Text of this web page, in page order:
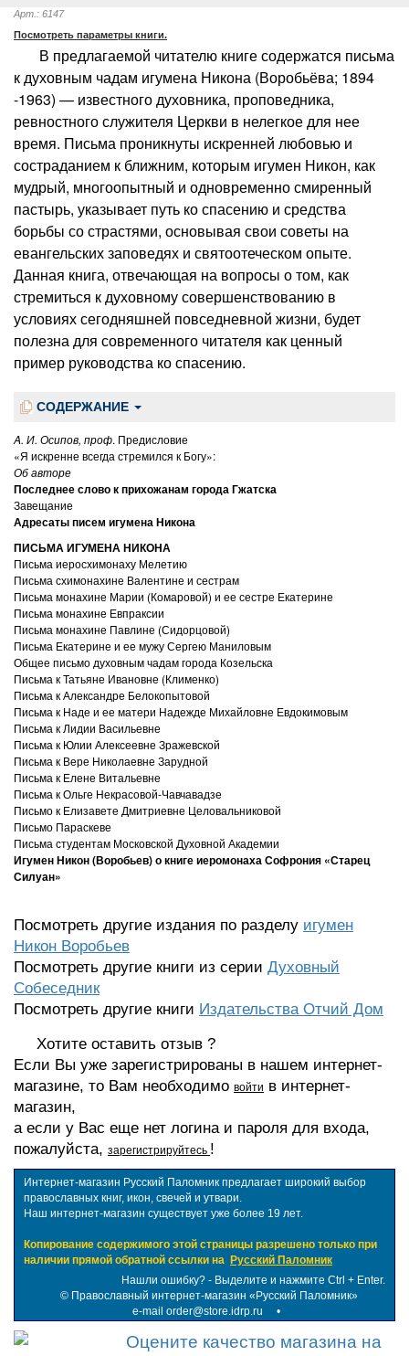
Арт.: 6147
Посмотреть параметры книги.
В предлагаемой читателю книге содержатся письма
к духовным чадам игумена Никона (Воробьёва; 1894
-1963) — известного духовника, проповедника,
ревностного служителя Церкви в нелегкое для нее
время. Письма проникнуты искренней любовью и
состраданием к ближним, которым игумен Никон, как
мудрый, многоопытный и одновременно смиренный
пастырь, указывает путь ко спасению и средства
борьбы со страстями, основывая свои советы на
евангельских заповедях и святоотеческом опыте.
Данная книга, отвечающая на вопросы о том, как
стремиться к духовному совершенствованию в
условиях сегодняшней повседневной жизни, будет
полезна для современного читателя как ценный
пример руководства ко спасению.
СОДЕРЖАНИЕ
A. И. Осипов, проф. Предисловие
«Я искренне всегда стремился к Богу»:
Об авторе
Последнее слово к прихожанам города Гжатска
Завещание
Адресаты писем игумена Никона
ПИСЬМА ИГУМЕНА НИКОНА
Письма иеросхимонаху Мелетию
Письма схимонахине Валентине и сестрам
Письма монахине Марии (Комаровой) и ее сестре Екатерине
Письма монахине Евпраксии
Письма монахине Павлине (Сидорцовой)
Письма Екатерине и ее мужу Сергею Маниловым
Общее письмо духовным чадам города Козельска
Письма к Татьяне Ивановне (Клименко)
Письма к Александре Белокопытовой
Письма к Наде и ее матери Надежде Михайловне Евдокимовым
Письма к Лидии Васильевне
Письма к Юлии Алексеевне Зражевской
Письма к Вере Николаевне Зарудной
Письма к Елене Витальевне
Письма к Ольге Некрасовой-Чавчавадзе
Письмо к Елизавете Дмитриевне Целовальниковой
Письмо Параскеве
Письма студентам Московской Духовной Академии
Игумен Никон (Воробьев) о книге иеромонаха Софрония «Старец
Силуан»
Посмотреть другие издания по разделу игумен
Никон Воробьев
Посмотреть другие книги из серии Духовный
Собеседник
Посмотреть другие книги Издательства Отчий Дом
Хотите оставить отзыв ?
Если Вы уже зарегистрированы в нашем интернет-
магазине, то Вам необходимо войти в интернет-
магазин,
а если у Вас еще нет логина и пароля для входа,
пожалуйста, зарегистрируйтесь !
Интернет-магазин Русский Паломник предлагает широкий выбор
православных книг, икон, свечей и утвари.
Наш интернет-магазин существует уже более 19 лет.
Копирование содержимого этой страницы разрешено только при
наличии прямой обратной ссылки на Русский Паломник
Нашли ошибку? - Выделите и нажмите Ctrl + Enter.
© Православный интернет-магазин «Русский Паломник»
e-mail order@store.idrp.ru •